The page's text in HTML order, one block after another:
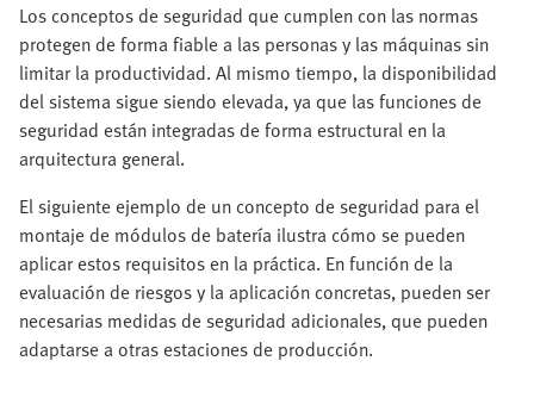
Los conceptos de seguridad que cumplen con las normas
protegen de forma fiable a las personas y las máquinas sin
limitar la productividad. Al mismo tiempo, la disponibilidad
del sistema sigue siendo elevada, ya que las funciones de
seguridad están integradas de forma estructural en la
arquitectura general.
El siguiente ejemplo de un concepto de seguridad para el
montaje de módulos de batería ilustra cómo se pueden
aplicar estos requisitos en la práctica. En función de la
evaluación de riesgos y la aplicación concretas, pueden ser
necesarias medidas de seguridad adicionales, que pueden
adaptarse a otras estaciones de producción.